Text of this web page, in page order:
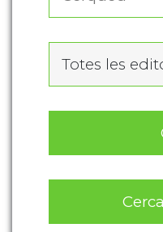
Totes les